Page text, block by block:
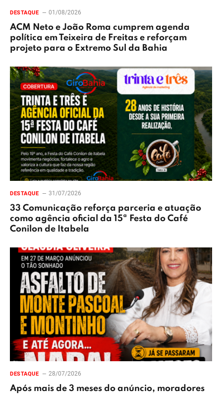
DESTAQUE 01/08/2026
ACM Neto e João Roma cumprem agenda
política em Teixeira de Freitas e reforçam
projeto para o Extremo Sul da Bahia
DESTAQUE 31/07/2026
33 Comunicação reforça parceria e atuação
como agência oficial da 15ª Festa do Café
Conilon de Itabela
DESTAQUE 28/07/2026
Após mais de 3 meses do anúncio, moradores